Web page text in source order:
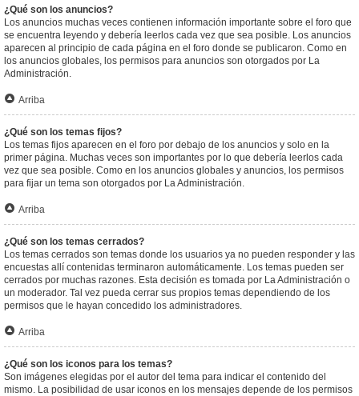
¿Qué son los anuncios?
Los anuncios muchas veces contienen información importante sobre el foro que
se encuentra leyendo y debería leerlos cada vez que sea posible. Los anuncios
aparecen al principio de cada página en el foro donde se publicaron. Como en
los anuncios globales, los permisos para anuncios son otorgados por La
Administración.
Arriba
¿Qué son los temas fijos?
Los temas fijos aparecen en el foro por debajo de los anuncios y solo en la
primer página. Muchas veces son importantes por lo que debería leerlos cada
vez que sea posible. Como en los anuncios globales y anuncios, los permisos
para fijar un tema son otorgados por La Administración.
Arriba
¿Qué son los temas cerrados?
Los temas cerrados son temas donde los usuarios ya no pueden responder y las
encuestas allí contenidas terminaron automáticamente. Los temas pueden ser
cerrados por muchas razones. Esta decisión es tomada por La Administración o
un moderador. Tal vez pueda cerrar sus propios temas dependiendo de los
permisos que le hayan concedido los administradores.
Arriba
¿Qué son los iconos para los temas?
Son imágenes elegidas por el autor del tema para indicar el contenido del
mismo. La posibilidad de usar iconos en los mensajes depende de los permisos